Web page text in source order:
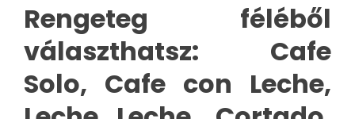
Rengeteg féléből
választhatsz: Cafe
Solo, Cafe con Leche,